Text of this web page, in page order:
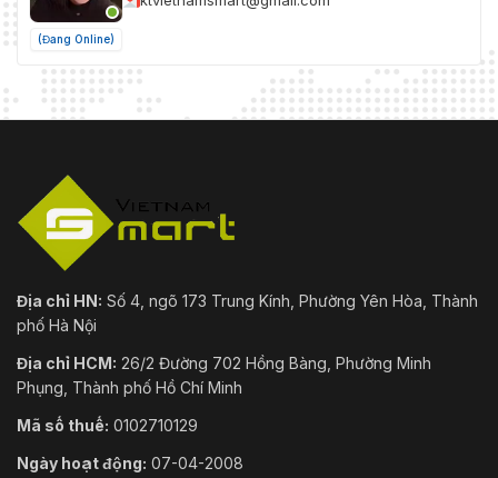
(Đang Online)
Địa chỉ HN: Số 4, ngõ 173 Trung Kính, Phường Yên Hòa, Thành
phố Hà Nội
Địa chỉ HCM: 26/2 Đường 702 Hồng Bàng, Phường Minh
Phụng, Thành phố Hồ Chí Minh
Mã số thuế: 0102710129
Ngày hoạt động: 07-04-2008